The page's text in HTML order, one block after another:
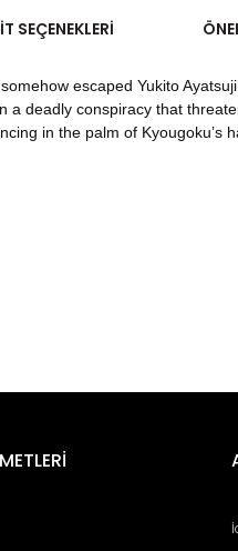
SEÇENEKLERI
escaped Yukito
deadly conspiracy that
in the palm of Kyougoku’s
Yorum